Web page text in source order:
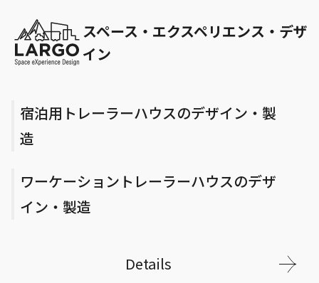
スペース・エクスペリエンス・デザ
イン
宿泊用トレーラーハウスのデザイン・製
造
ワーケーショントレーラーハウスのデザ
イン・製造
Details